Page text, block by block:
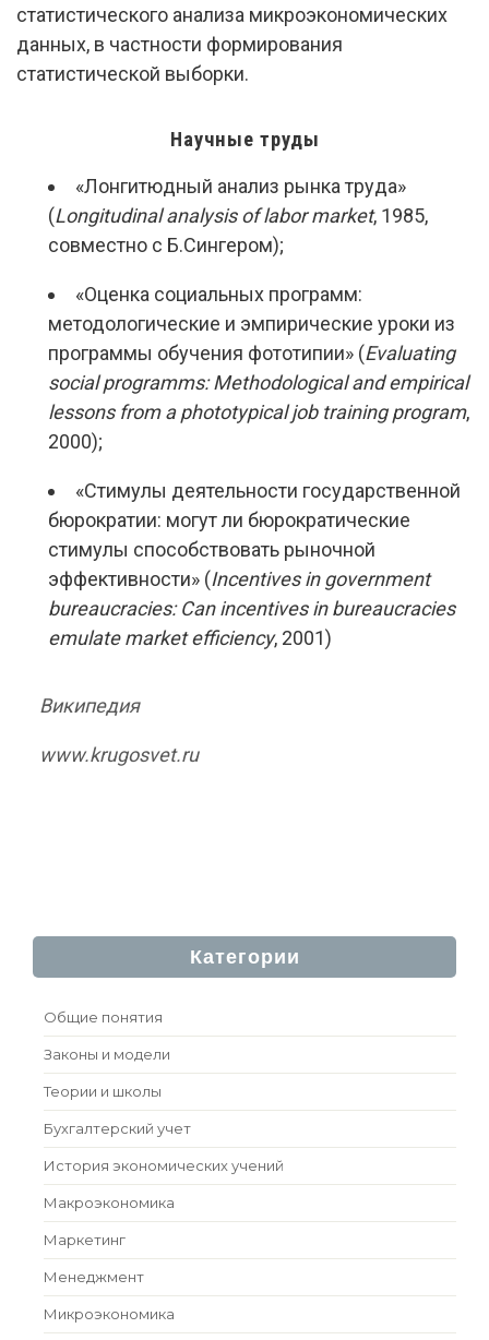
статистического анализа микроэкономических
данных, в частности формирования
статистической выборки.
Научные труды
«Лонгитюдный анализ рынка труда»
(Longitudinal analysis of labor market, 1985,
совместно с Б.Сингером);
«Оценка социальных программ:
методологические и эмпирические уроки из
программы обучения фототипии» (Evaluating
social programms: Methodological and empirical
lessons from a phototypical job training program,
2000);
«Стимулы деятельности государственной
бюрократии: могут ли бюрократические
стимулы способствовать рыночной
эффективности» (Incentives in government
bureaucracies: Can incentives in bureaucracies
emulate market efficiency, 2001)
Википедия
www.krugosvet.ru
Категории
Общие понятия
Законы и модели
Теории и школы
Бухгалтерский учет
История экономических учений
Макроэкономика
Маркетинг
Менеджмент
Микроэкономика